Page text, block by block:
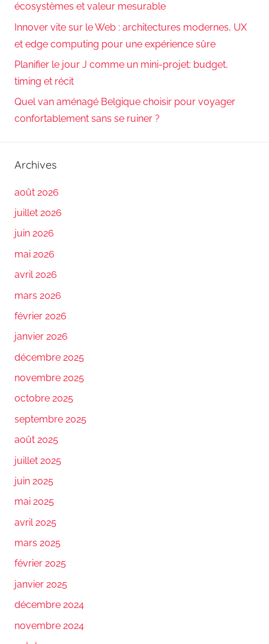
écosystèmes et valeur mesurable
Innover vite sur le Web : architectures modernes, UX
et edge computing pour une expérience sûre
Planifier le jour J comme un mini-projet: budget,
timing et récit
Quel van aménagé Belgique choisir pour voyager
confortablement sans se ruiner ?
Archives
août 2026
juillet 2026
juin 2026
mai 2026
avril 2026
mars 2026
février 2026
janvier 2026
décembre 2025
novembre 2025
octobre 2025
septembre 2025
août 2025
juillet 2025
juin 2025
mai 2025
avril 2025
mars 2025
février 2025
janvier 2025
décembre 2024
novembre 2024